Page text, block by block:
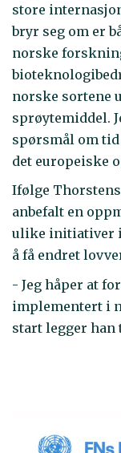
store
bryr seg om er
norske
norske sortene
sprøytemiddel.
spørsmål om
det europeiske
Ifølge
anbefalt en
ulike initiativer i
å få endret
- Jeg håper at
implementert i
start legger han